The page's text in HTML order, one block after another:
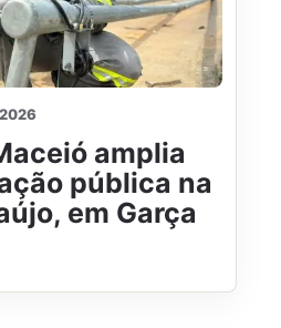
amplia
pública na
em Garça